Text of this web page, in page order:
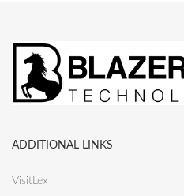
ADDITIONAL LINKS
VisitLex